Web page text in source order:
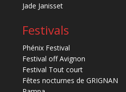
Jade Janisset
Festivals
Phénix Festival
Festival off Avignon
Festival Tout court
Fêtes nocturnes de GRIGNAN